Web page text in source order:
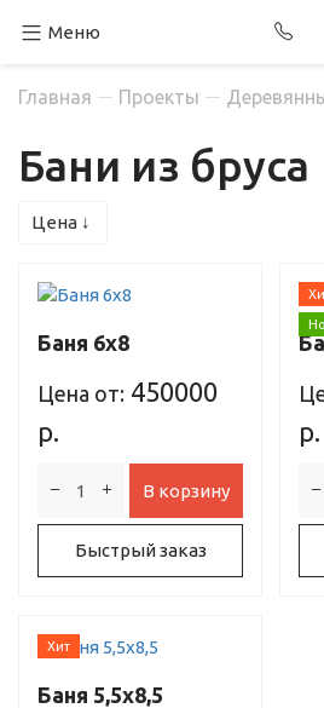
Меню
Главная Проекты
Бани из бруса
Цена ↓
Баня 6х8
Цена от: 450000
р.
В корзину
Быстрый заказ
р.
Хит
Баня 5,5х8,5